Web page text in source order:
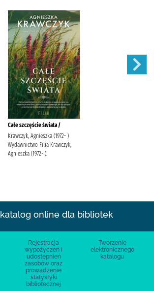
Całe szczęście świata /
Krawczyk, Agnieszka (1972- )
Wydawnictwo Filia Krawczyk,
Agnieszka (1972- ).
katalog online dla bibliotek
Rejestracja
wypożyczeń i
udostępnień
zasobów oraz
prowadzenie
statystyki
bibliotecznej
Tworzenie
elektronicznego
katalogu